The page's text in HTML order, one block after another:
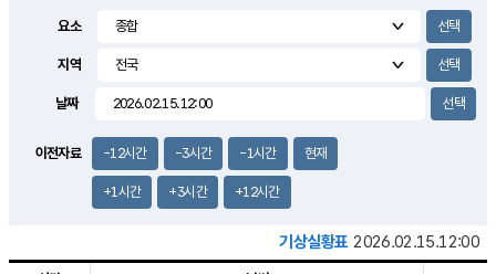
3.5m/s
요소
지역
날짜
이전자료 -12시간 -3시간 -1시간 현재
+1시간 +3시간 +12시간
기상실황표 2026.02.15.12:00